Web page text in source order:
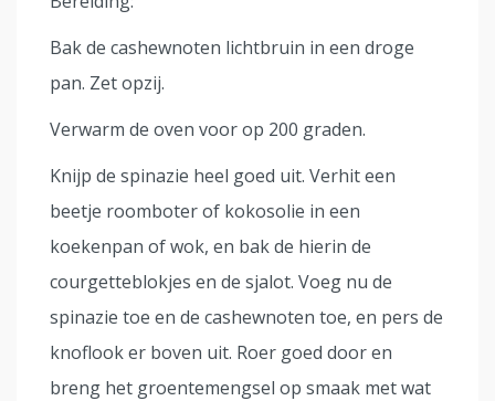
Bak de cashewnoten lichtbruin in een droge
pan. Zet opzij.
Verwarm de oven voor op 200 graden.
Knijp de spinazie heel goed uit. Verhit een
beetje roomboter of kokosolie in een
koekenpan of wok, en bak de hierin de
courgetteblokjes en de sjalot. Voeg nu de
spinazie toe en de cashewnoten toe, en pers de
knoflook er boven uit. Roer goed door en
breng het groentemengsel op smaak met wat